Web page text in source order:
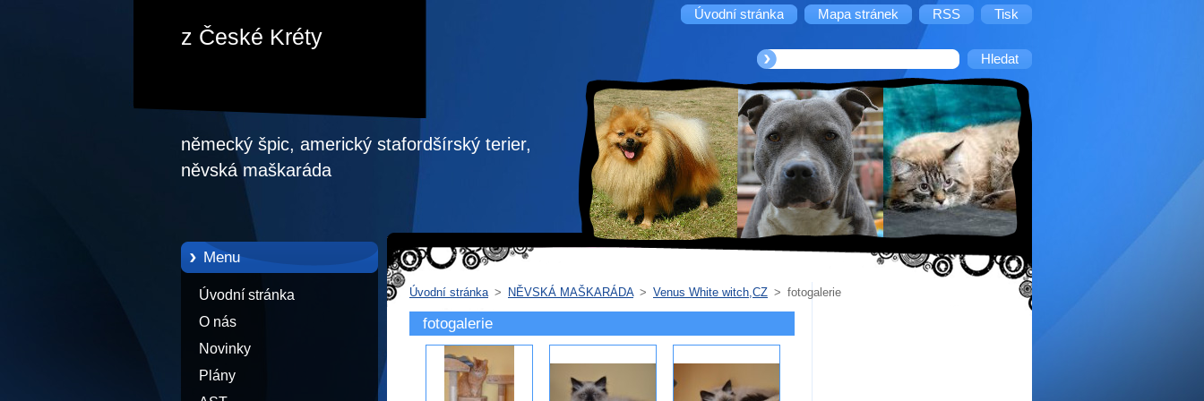
Úvodní stránka Mapa stránek RSS Tisk
z České Kréty
německý špic, americký stafordšírský terier,
něvská maškaráda
Menu
Úvodní stránka
O nás
Novinky
Plány
Úvodní stránka > NĚVSKÁ MAŠKARÁDA > Venus White witch,CZ > fotogalerie
fotogalerie